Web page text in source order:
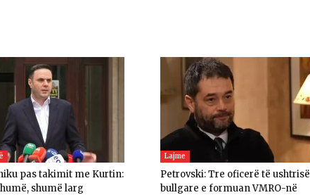
pas takimit me Kurtin:
shumë larg
Lajme
Petrovski: Tre oficerë të ushtrisë
bullgare e formuan VMRO-në